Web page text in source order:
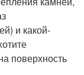
и какой-
поверхность